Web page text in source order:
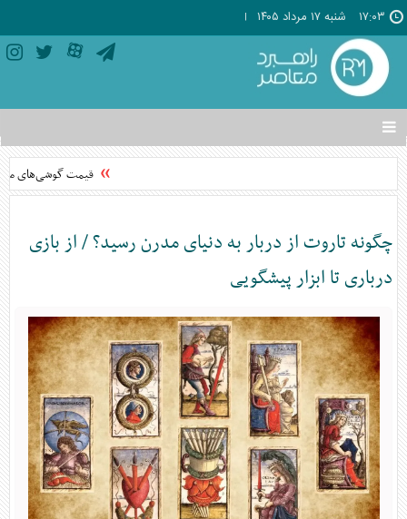
۱۷:۰۳ شنبه ۱۷ مرداد ۱۴۰۵
تغییر
وضعیت
منوی
ها
قیمت گوشی‌های موبایل در سال
چگونه تاروت از دربار‌ به دنیای مدرن رسید؟ / از بازی
درباری تا ابزار پیشگویی